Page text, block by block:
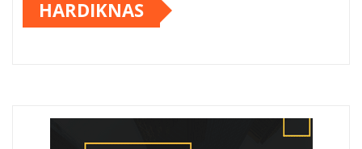
HARDIKNAS